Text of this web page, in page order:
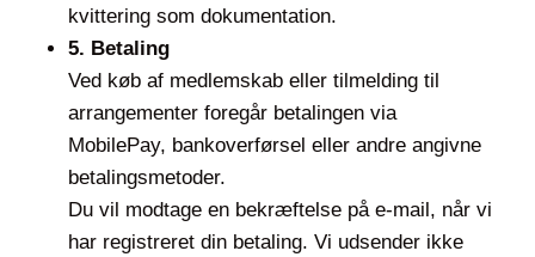
kvittering som dokumentation.
5. Betaling
Ved køb af medlemskab eller tilmelding til
arrangementer foregår betalingen via
MobilePay, bankoverførsel eller andre angivne
betalingsmetoder.
Du vil modtage en bekræftelse på e-mail, når vi
har registreret din betaling. Vi udsender ikke